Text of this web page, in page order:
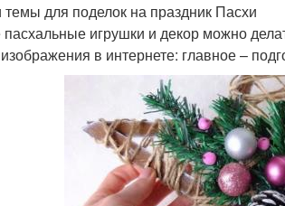
для поделок на праздник Пасхи
игрушки и декор можно
в интернете: главное –